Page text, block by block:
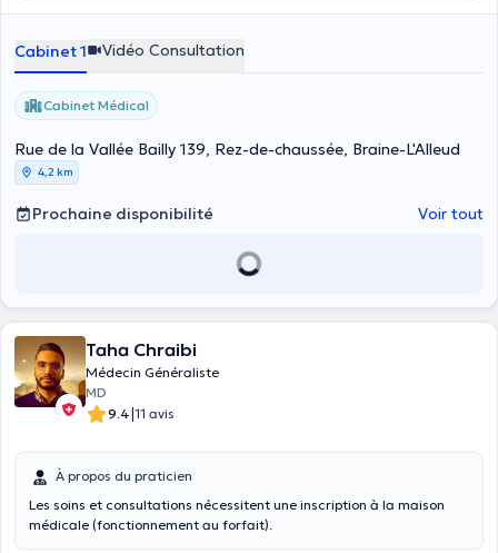
Cabinet 1 Vidéo Consultation
Cabinet Médical
Rue de la Vallée Bailly 139, Rez-de-chaussée, Braine-L'Alleud
4,2 km
Prochaine disponibilité Voir tout
Taha Chraibi
Médecin Généraliste
MD
9.4|11 avis
À propos du praticien
Les soins et consultations nécessitent une inscription à la maison
médicale (fonctionnement au forfait).